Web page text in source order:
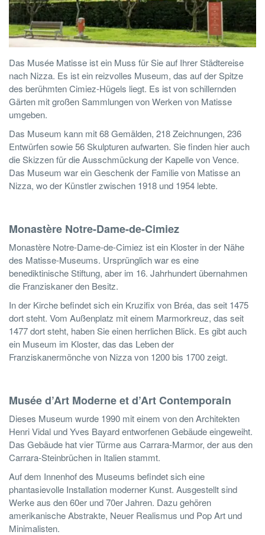
Das Musée Matisse ist ein Muss für Sie auf Ihrer Städtereise
nach Nizza. Es ist ein reizvolles Museum, das auf der Spitze
des berühmten Cimiez-Hügels liegt. Es ist von schillernden
Gärten mit großen Sammlungen von Werken von Matisse
umgeben.
Das Museum kann mit 68 Gemälden, 218 Zeichnungen, 236
Entwürfen sowie 56 Skulpturen aufwarten. Sie finden hier auch
die Skizzen für die Ausschmückung der Kapelle von Vence.
Das Museum war ein Geschenk der Familie von Matisse an
Nizza, wo der Künstler zwischen 1918 und 1954 lebte.
Monastère Notre-Dame-de-Cimiez
Monastère Notre-Dame-de-Cimiez ist ein Kloster in der Nähe
des Matisse-Museums. Ursprünglich war es eine
benediktinische Stiftung, aber im 16. Jahrhundert übernahmen
die Franziskaner den Besitz.
In der Kirche befindet sich ein Kruzifix von Bréa, das seit 1475
dort steht. Vom Außenplatz mit einem Marmorkreuz, das seit
1477 dort steht, haben Sie einen herrlichen Blick. Es gibt auch
ein Museum im Kloster, das das Leben der
Franziskanermönche von Nizza von 1200 bis 1700 zeigt.
Musée d’Art Moderne et d’Art Contemporain
Dieses Museum wurde 1990 mit einem von den Architekten
Henri Vidal und Yves Bayard entworfenen Gebäude eingeweiht.
Das Gebäude hat vier Türme aus Carrara-Marmor, der aus den
Carrara-Steinbrüchen in Italien stammt.
Auf dem Innenhof des Museums befindet sich eine
phantasievolle Installation moderner Kunst. Ausgestellt sind
Werke aus den 60er und 70er Jahren. Dazu gehören
amerikanische Abstrakte, Neuer Realismus und Pop Art und
Minimalisten.